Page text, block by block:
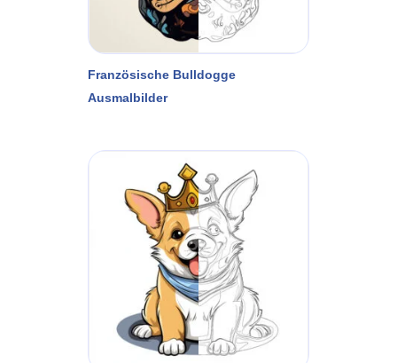
Französische Bulldogge
Ausmalbilder